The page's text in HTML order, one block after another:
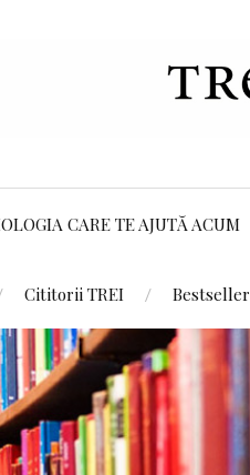
CARE TE AJUTĂ ACUM
Cititorii TREI Bestseller